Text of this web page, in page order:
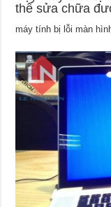
thể sửa chữa
máy tính bị lỗi màn